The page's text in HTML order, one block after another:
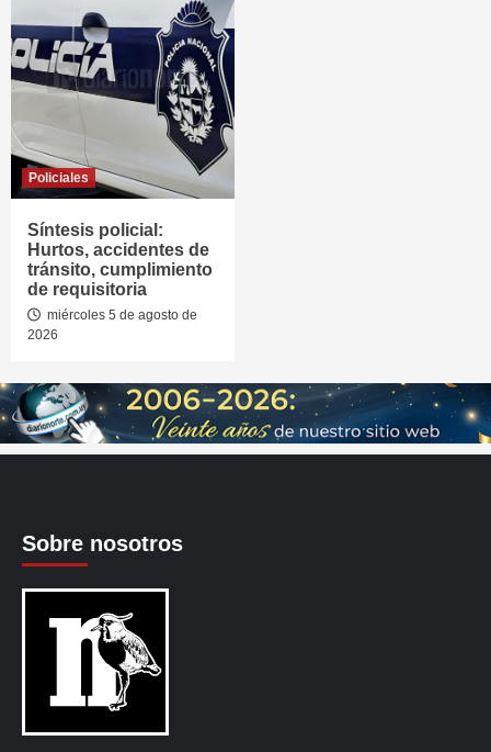
Policiales
Síntesis policial:
Hurtos, accidentes de
tránsito, cumplimiento
de requisitoria
miércoles 5 de agosto de
2026
Sobre nosotros